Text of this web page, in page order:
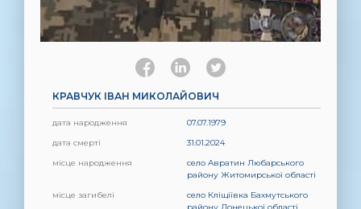
КРАВЧУК ІВАН МИКОЛАЙОВИЧ
дата народження
07.07.1979
дата смерті
31.01.2024
місце народження
село Авратин Любарського
району Житомирської області
місце загибелі
село Кліщіївка Бахмутського